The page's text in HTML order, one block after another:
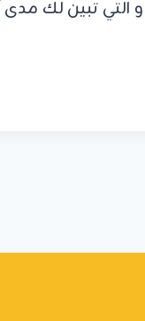
تبين لك مدى